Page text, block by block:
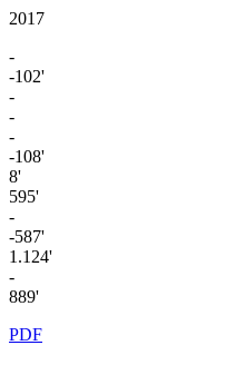
2017
-
-102'
-
-
-
-108'
8'
595'
-
-587'
1.124'
-
889'
PDF